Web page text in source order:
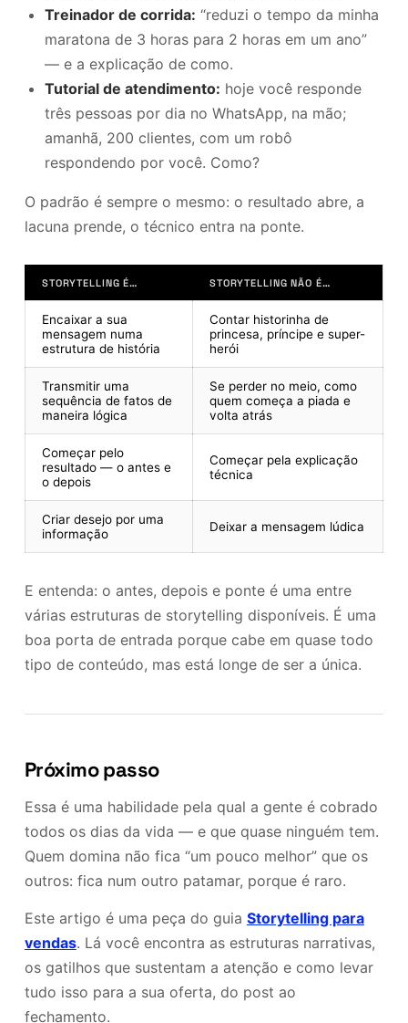
Treinador de corrida: “reduzi o tempo da minha
maratona de 3 horas para 2 horas em um ano”
— e a explicação de como.
Tutorial de atendimento: hoje você responde
três pessoas por dia no WhatsApp, na mão;
amanhã, 200 clientes, com um robô
respondendo por você. Como?
O padrão é sempre o mesmo: o resultado abre, a
lacuna prende, o técnico entra na ponte.
STORYTELLING É… STORYTELLING NÃO É…
Encaixar a sua
mensagem numa
estrutura de história
Contar historinha de
princesa, príncipe e super-
herói
Transmitir uma
sequência de fatos de
maneira lógica
Se perder no meio, como
quem começa a piada e
volta atrás
Começar pelo
resultado — o antes e
o depois
Começar pela explicação
técnica
Criar desejo por uma
informação
Deixar a mensagem lúdica
E entenda: o antes, depois e ponte é uma entre
várias estruturas de storytelling disponíveis. É uma
boa porta de entrada porque cabe em quase todo
tipo de conteúdo, mas está longe de ser a única.
Próximo passo
Essa é uma habilidade pela qual a gente é cobrado
todos os dias da vida — e que quase ninguém tem.
Quem domina não fica “um pouco melhor” que os
outros: fica num outro patamar, porque é raro.
Este artigo é uma peça do guia Storytelling para
vendas. Lá você encontra as estruturas narrativas,
os gatilhos que sustentam a atenção e como levar
tudo isso para a sua oferta, do post ao
fechamento.